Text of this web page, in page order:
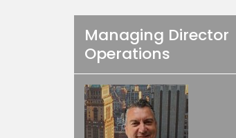
Managing Director
Operations